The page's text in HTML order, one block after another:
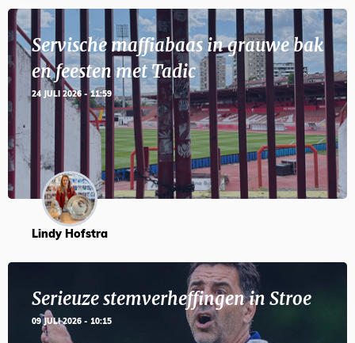
Servische maffiabaas in grauwe bak
en feesten met Tadic
24 JULI 2026 - 11:59
Lindy Hofstra
Serieuze stemverheffingen in Stroe
09 JULI 2026 - 10:15